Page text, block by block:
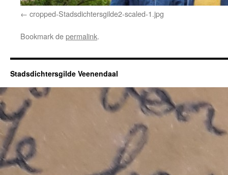
cropped-Stadsdichtersgilde2-scaled-1.jpg
Bookmark depermalink.
Stadsdichtersgilde Veenendaal